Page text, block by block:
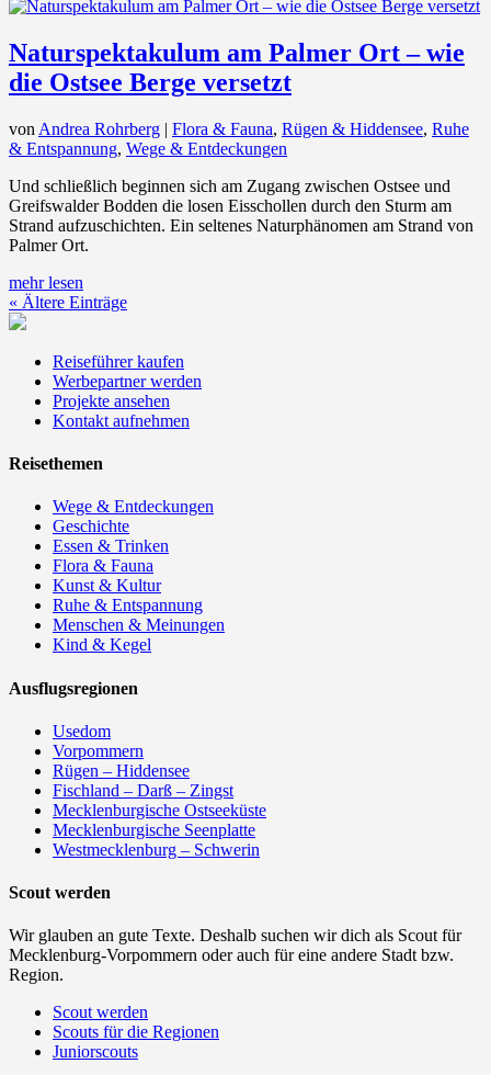
Naturspektakulum am Palmer Ort – wie
die Ostsee Berge versetzt
von Andrea Rohrberg | Flora & Fauna, Rügen & Hiddensee, Ruhe
& Entspannung, Wege & Entdeckungen
Und schließlich beginnen sich am Zugang zwischen Ostsee und
Greifswalder Bodden die losen Eisschollen durch den Sturm am
Strand aufzuschichten. Ein seltenes Naturphänomen am Strand von
Palmer Ort.
mehr lesen
« Ältere Einträge
Reiseführer kaufen
Werbepartner werden
Projekte ansehen
Kontakt aufnehmen
Reisethemen
Wege & Entdeckungen
Geschichte
Essen & Trinken
Flora & Fauna
Kunst & Kultur
Ruhe & Entspannung
Menschen & Meinungen
Kind & Kegel
Ausflugsregionen
Usedom
Vorpommern
Rügen – Hiddensee
Fischland – Darß – Zingst
Mecklenburgische Ostseeküste
Mecklenburgische Seenplatte
Westmecklenburg – Schwerin
Scout werden
Wir glauben an gute Texte. Deshalb suchen wir dich als Scout für
Mecklenburg-Vorpommern oder auch für eine andere Stadt bzw.
Region.
Scout werden
Scouts für die Regionen
Juniorscouts